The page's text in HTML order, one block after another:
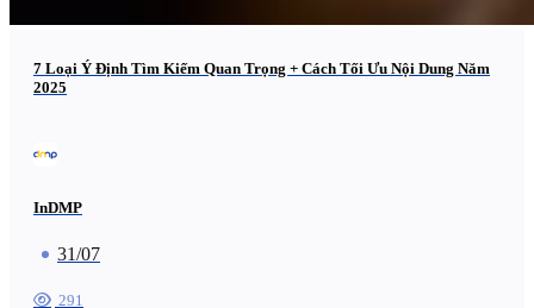
7 Loại Ý Định Tìm Kiếm Quan Trọng + Cách Tối Ưu Nội Dung Năm
2025
InDMP
31/07
291